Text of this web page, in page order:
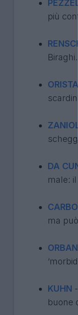
più
RENSCH
Biraghi.
DA
male:
ma
ORBAN
KUHN
buone